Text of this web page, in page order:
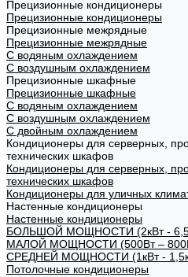
Прецизионные кондиционеры
Прецизионные кондиционеры
Прецизионные межрядные
Прецизионные межрядные
С водяным охлаждением
С воздушным охлаждением
Прецизионные шкафные
Прецизионные шкафные
С водяным охлаждением
С воздушным охлаждением
С двойным охлаждением
Кондиционеры для серверных,
технических шкафов
Кондиционеры для серверных,
технических шкафов
Кондиционеры для уличных
Настенные кондиционеры
Настенные кондиционеры
БОЛЬШОЙ МОЩНОСТИ (2кВт -
МАЛОЙ МОЩНОСТИ (500Вт –
СРЕДНЕЙ МОЩНОСТИ (1кВт -
Потолочные кондиционеры